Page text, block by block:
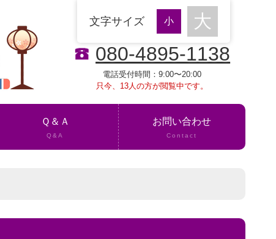
080-4895-1138
電話受付時間：9:00〜20:00
只今、13人の方が閲覧中です。
文字サイズ
Ｑ＆Ａ
Q&A
お問い合わせ
Contact